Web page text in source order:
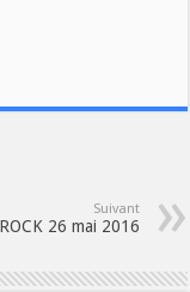
Suivant
26 mai 2016